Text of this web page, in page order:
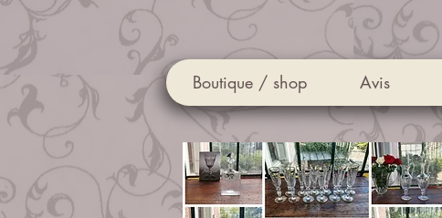
Boutique / shop Avis